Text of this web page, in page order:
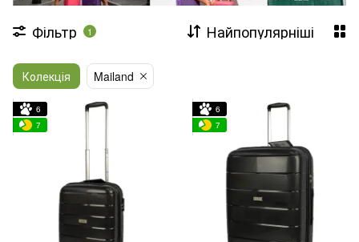
Фільтр 1 Найпопулярніші
Колекція Mailand
6
7
6
7